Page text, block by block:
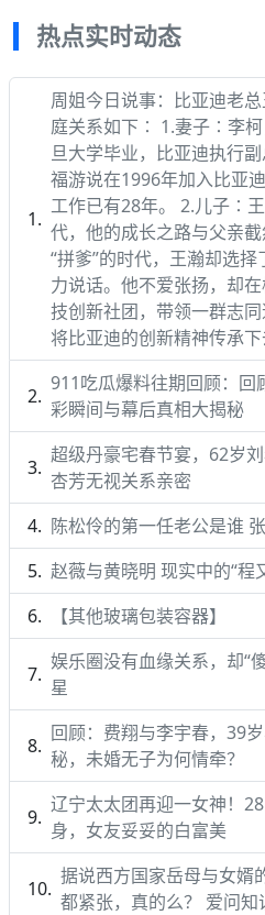
热点实时动态
周姐今日说事：比亚迪老
庭关系如下∶ 1.妻子∶李柯
旦大学毕业，比亚迪执行
福游说在1996年加入比亚
工作已有28年。 2.儿子∶
代，他的成长之路与父亲
“拼爹”的时代，王瀚却选
力说话。他不爱张扬，却
技创新社团，带领一群志同
将比亚迪的创新精神传承
911吃瓜爆料往期回顾：回
彩瞬间与幕后真相大揭秘
超级丹豪宅春节宴，62岁
杏芳无视关系亲密
陈松伶的第一任老公是谁
赵薇与黄晓明 现实中的“程
【其他玻璃包装容器】
娱乐圈没有血缘关系，却“
星
回顾：费翔与李宇春，39
秘，未婚无子为何情牵？
辽宁太太团再迎一女神！
身，女友妥妥的白富美
据说西方国家岳母与女婿
都紧张，真的么？ 爱问知